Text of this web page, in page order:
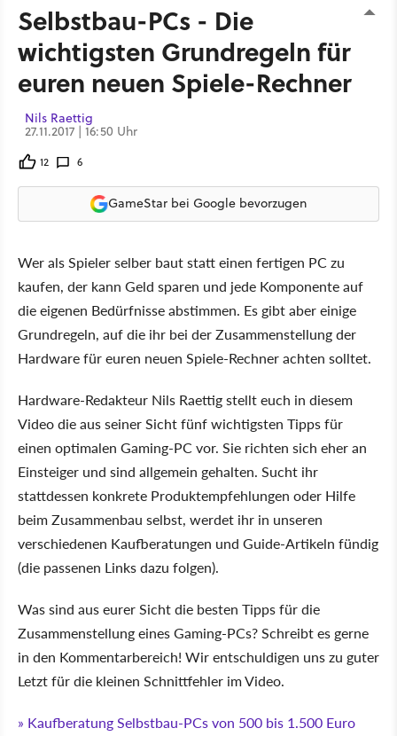
Selbstbau-PCs - Die
wichtigsten Grundregeln für
euren neuen Spiele-Rechner
Nils Raettig
27.11.2017 | 16:50 Uhr
12 6
GameStar bei Google bevorzugen
Wer als Spieler selber baut statt einen fertigen PC zu
kaufen, der kann Geld sparen und jede Komponente auf
die eigenen Bedürfnisse abstimmen. Es gibt aber einige
Grundregeln, auf die ihr bei der Zusammenstellung der
Hardware für euren neuen Spiele-Rechner achten solltet.
Hardware-Redakteur Nils Raettig stellt euch in diesem
Video die aus seiner Sicht fünf wichtigsten Tipps für
einen optimalen Gaming-PC vor. Sie richten sich eher an
Einsteiger und sind allgemein gehalten. Sucht ihr
stattdessen konkrete Produktempfehlungen oder Hilfe
beim Zusammenbau selbst, werdet ihr in unseren
verschiedenen Kaufberatungen und Guide-Artikeln fündig
(die passenen Links dazu folgen).
Was sind aus eurer Sicht die besten Tipps für die
Zusammenstellung eines Gaming-PCs? Schreibt es gerne
in den Kommentarbereich! Wir entschuldigen uns zu guter
Letzt für die kleinen Schnittfehler im Video.
» Kaufberatung Selbstbau-PCs von 500 bis 1.500 Euro